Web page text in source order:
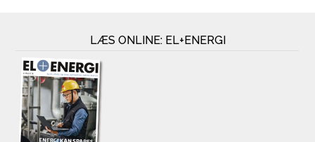
LÆS ONLINE: EL+ENERGI